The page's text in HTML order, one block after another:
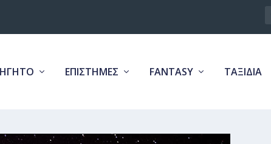
ΕΠΙΣΤΗΜΕΣ FANTASY ΤΑΞΙΔΙΑ